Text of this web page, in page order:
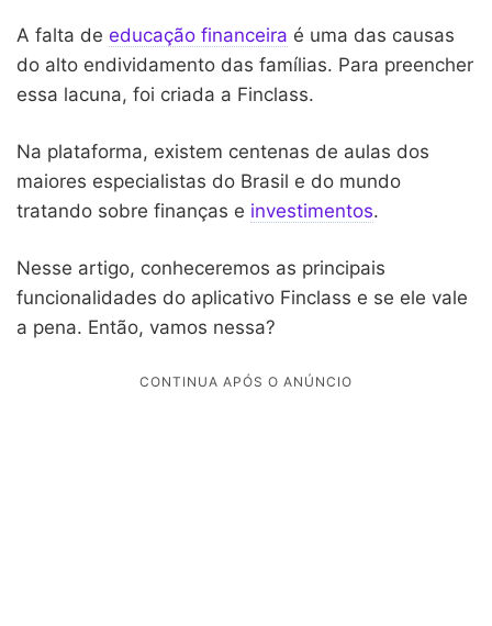
A falta de educação financeira é uma das causas
do alto endividamento das famílias. Para preencher
essa lacuna, foi criada a Finclass.
Na plataforma, existem centenas de aulas dos
maiores especialistas do Brasil e do mundo
tratando sobre finanças e investimentos.
Nesse artigo, conheceremos as principais
funcionalidades do aplicativo Finclass e se ele vale
a pena. Então, vamos nessa?